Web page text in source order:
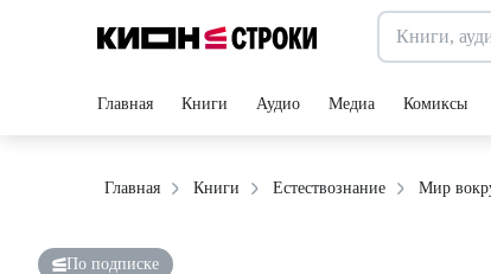
Главная Книги Аудио Медиа Комиксы
Главная Книги Естествознание Мир
По подписке